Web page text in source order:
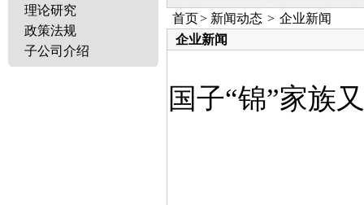
理论研究
政策法规
子公司介绍
首页> 新闻动态 > 企业新闻
企业新闻
国子“锦”家族